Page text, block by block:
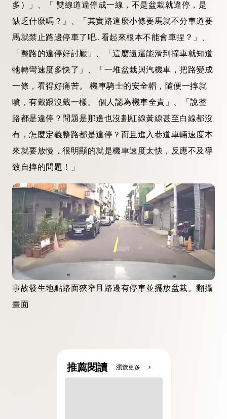
多）」、「 雙線道違停成一線，不是盆栽就違停，是
缺乏什麼嗎？」、「其實路這麼小條要馬就不分車道要
馬就禁止路邊停車了吧…看起來根本不能會車捏？」、
「整路的違停好討厭」、「這麼遠還能滑到撞車就知道
牠轉彎速度多快了」、「一堆盆栽與汽機車，把路變成
一條，看得好痛苦。 機車騎士的安全帽，隨便一摔就
噴，有戴跟沒戴一樣。 個人認為機車全責」、「說整
路都是違停？問題是那邊也沒劃紅線黃線甚至白線都沒
有，怎麼定義整路都是違停？而且進入巷道車輛速度本
來就要放慢，很明顯的就是機車速度太快，反應不及導
致自摔的問題！」
事故發生地點路面狹窄且路邊有停車並擺放盆栽。翻攝
畫面
推薦閱讀 瀏覽更多 chevron_right